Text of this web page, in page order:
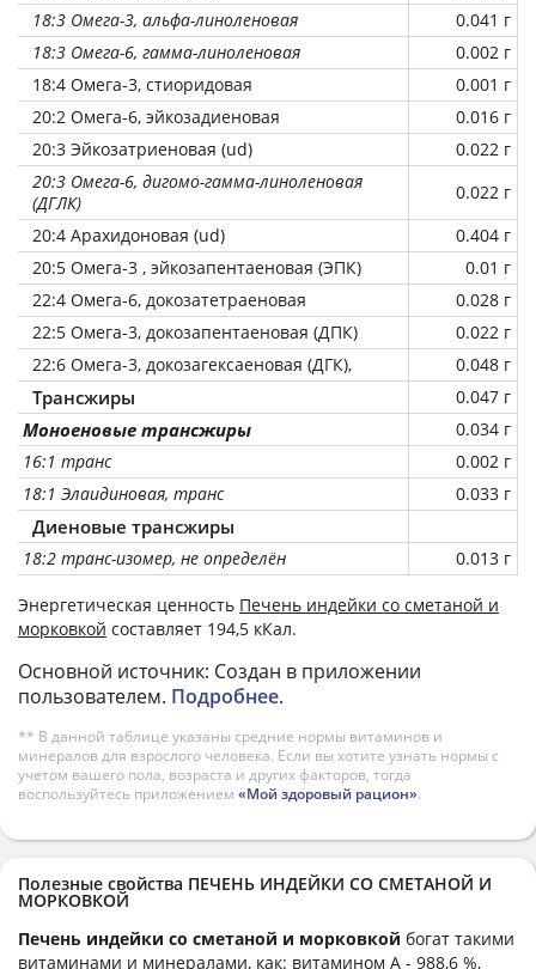
18:3 Омега-3, альфа-линоленовая
0.041 г
18:3 Омега-6, гамма-линоленовая
0.002 г
18:4 Омега-3, стиоридовая
0.001 г
20:2 Омега-6, эйкозадиеновая
0.016 г
20:3 Эйкозатриеновая (ud)
0.022 г
20:3 Омега-6, дигомо-гамма-линоленовая
(ДГЛК)
0.022 г
20:4 Арахидоновая (ud)
0.404 г
20:5 Омега-3 , эйкозапентаеновая (ЭПК)
0.01 г
22:4 Омега-6, докозатетраеновая
0.028 г
22:5 Омега-3, докозапентаеновая (ДПК)
0.022 г
22:6 Омега-3, докозагексаеновая (ДГК),
0.048 г
Трансжиры 0.047 г
Моноеновые трансжиры
0.034 г
16:1 транс
0.002 г
18:1 Элаидиновая, транс
0.033 г
Диеновые трансжиры
18:2 транс-изомер, не определён 0.013 г
Энергетическая ценность Печень индейки со сметаной и
морковкой составляет 194,5 кКал.
Основной источник: Создан в приложении
пользователем. Подробнее.
** В данной таблице указаны средние нормы витаминов и
минералов для взрослого человека. Если вы хотите узнать нормы с
учетом вашего пола, возраста и других факторов, тогда
воспользуйтесь приложением «Мой здоровый рацион».
Полезные свойства ПЕЧЕНЬ ИНДЕЙКИ СО СМЕТАНОЙ И
МОРКОВКОЙ
Печень индейки со сметаной и морковкой богат такими
витаминами и минералами, как: витамином А - 988,6 %,